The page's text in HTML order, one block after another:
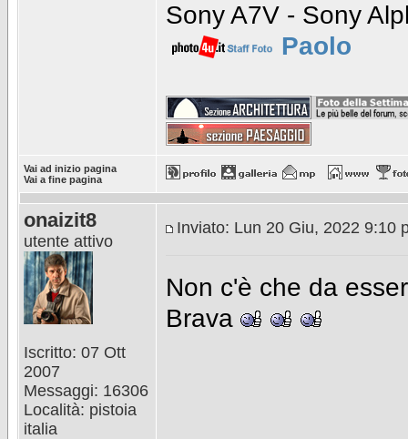
Sony A7V - Sony
Paolo
Vai ad inizio pagina
Vai a fine pagina
onaizit8
utente attivo
Iscritto: 07 Ott
2007
Messaggi: 16306
Località: pistoia
italia
Inviato: Lun 20 Giu, 2022 9:10
Non c'è che da
Brava